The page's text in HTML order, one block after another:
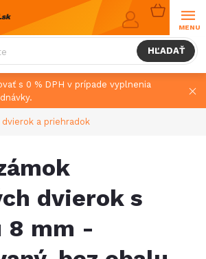
HĽADAŤ
KOŠÍK
s 0 % DPH v prípade vyplnenia
a priehradok
dvierok s
8 mm -